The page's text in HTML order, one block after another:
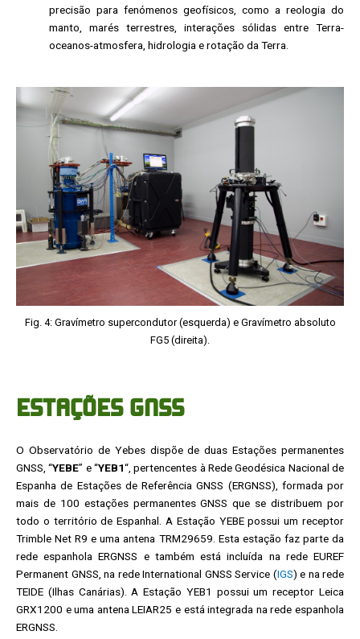
precisão para fenómenos geofísicos, como a reologia do
manto, marés terrestres, interações sólidas entre Terra-
oceanos-atmosfera, hidrologia e rotação da Terra.
Fig. 4: Gravímetro supercondutor (esquerda) e Gravímetro absoluto
FG5 (direita).
ESTAÇÕES GNSS
O Observatório de Yebes dispõe de duas Estações permanentes
GNSS, “YEBE” e “YEB1“, pertencentes à Rede Geodésica Nacional de
Espanha de Estações de Referência GNSS (ERGNSS), formada por
mais de 100 estações permanentes GNSS que se distribuem por
todo o território de Espanhal. A Estação YEBE possui um receptor
Trimble Net R9 e uma antena TRM29659. Esta estação faz parte da
rede espanhola ERGNSS e também está incluída na rede EUREF
Permanent GNSS, na rede International GNSS Service (IGS) e na rede
TEIDE (Ilhas Canárias). A Estação YEB1 possui um receptor Leica
GRX1200 e uma antena LEIAR25 e está integrada na rede espanhola
ERGNSS.